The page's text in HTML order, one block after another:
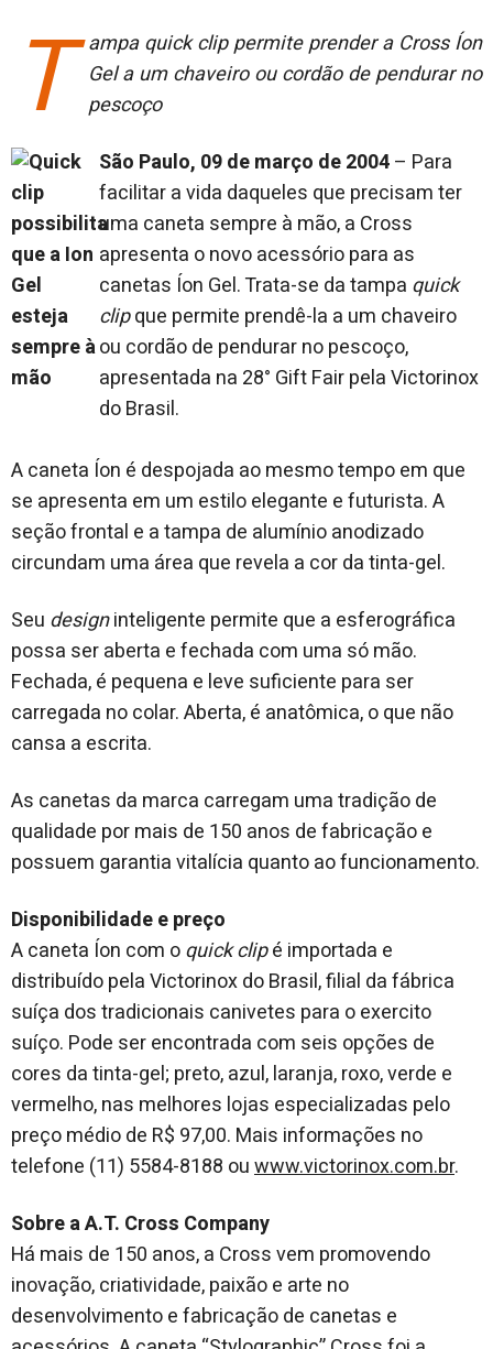
T
ampa quick clip permite prender a Cross Íon
Gel a um chaveiro ou cordão de pendurar no
pescoço
São Paulo, 09 de março de 2004– Para
facilitar a vida daqueles que precisam ter
uma caneta sempre à mão, a Cross
apresenta o novo acessório para as
canetas Íon Gel. Trata-se da tampa quick
clipque permite prendê-la a um chaveiro
ou cordão de pendurar no pescoço,
apresentada na 28° Gift Fair pela Victorinox
do Brasil.
A caneta Íon é despojada ao mesmo tempo em que
se apresenta em um estilo elegante e futurista. A
seção frontal e a tampa de alumínio anodizado
circundam uma área que revela a cor da tinta-gel.
Seu designinteligente permite que a esferográfica
possa ser aberta e fechada com uma só mão.
Fechada, é pequena e leve suficiente para ser
carregada no colar. Aberta, é anatômica, o que não
cansa a escrita.
As canetas da marca carregam uma tradição de
qualidade por mais de 150 anos de fabricação e
possuem garantia vitalícia quanto ao funcionamento.
Disponibilidade e preço
A caneta Íon com oquick clipé importada e
distribuído pela Victorinox do Brasil, filial da fábrica
suíça dos tradicionais canivetes para o exercito
suíço. Pode ser encontrada com seis opções de
cores da tinta-gel; preto, azul, laranja, roxo, verde e
vermelho, nas melhores lojas especializadas pelo
preço médio de R$ 97,00. Mais informações no
telefone (11) 5584-8188 ouwww.victorinox.com.br.
Sobre a A.T. Cross Company
Há mais de 150 anos, a Cross vem promovendo
inovação, criatividade, paixão e arte no
desenvolvimento e fabricação de canetas e